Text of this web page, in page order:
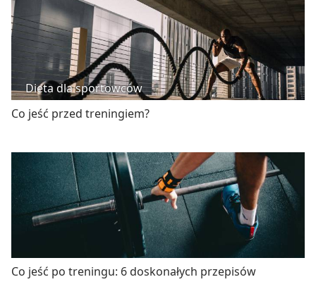
Dieta dla sportowców
Co jeść przed treningiem?
Co jeść po treningu: 6 doskonałych przepisów